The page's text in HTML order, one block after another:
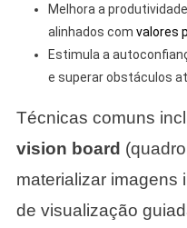
Melhora a
alinhados com valores
Estimula a
e superar obstáculos
Técnicas comuns
vision board
materializar imagens
de visualização